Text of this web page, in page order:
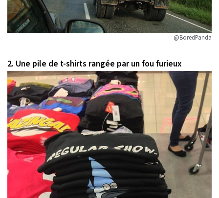
@BoredPanda
2. Une pile de t-shirts rangée par un fou furieux